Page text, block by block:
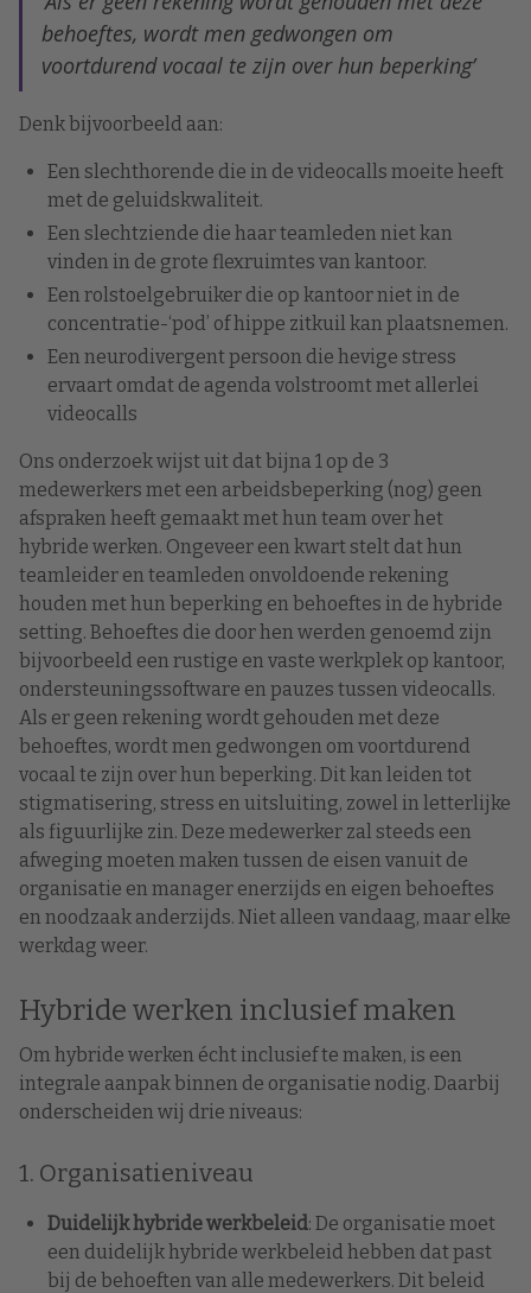
behoeftes, wordt men gedwongen om
voortdurend vocaal te zijn over hun beperking’
Denk bijvoorbeeld aan:
Een slechthorende die in de videocalls moeite heeft
met de geluidskwaliteit.
Een slechtziende die haar teamleden niet kan
vinden in de grote flexruimtes van kantoor.
Een rolstoelgebruiker die op kantoor niet in de
concentratie-‘pod’ of hippe zitkuil kan plaatsnemen.
Een neurodivergent persoon die hevige stress
ervaart omdat de agenda volstroomt met allerlei
videocalls
Ons onderzoek wijst uit dat bijna 1 op de 3
medewerkers met een arbeidsbeperking (nog) geen
afspraken heeft gemaakt met hun team over het
hybride werken. Ongeveer een kwart stelt dat hun
teamleider en teamleden onvoldoende rekening
houden met hun beperking en behoeftes in de hybride
setting. Behoeftes die door hen werden genoemd zijn
bijvoorbeeld een rustige en vaste werkplek op kantoor,
ondersteuningssoftware en pauzes tussen videocalls.
Als er geen rekening wordt gehouden met deze
behoeftes, wordt men gedwongen om voortdurend
vocaal te zijn over hun beperking. Dit kan leiden tot
stigmatisering, stress en uitsluiting, zowel in letterlijke
als figuurlijke zin. Deze medewerker zal steeds een
afweging moeten maken tussen de eisen vanuit de
organisatie en manager enerzijds en eigen behoeftes
en noodzaak anderzijds. Niet alleen vandaag, maar elke
werkdag weer.
Hybride werken inclusief maken
Om hybride werken écht inclusief te maken, is een
integrale aanpak binnen de organisatie nodig. Daarbij
onderscheiden wij drie niveaus:
1. Organisatieniveau
Duidelijk hybride werkbeleid: De organisatie moet
een duidelijk hybride werkbeleid hebben dat past
bij de behoeften van alle medewerkers. Dit beleid